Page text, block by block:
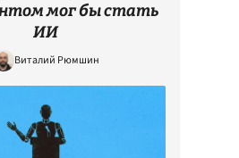
мог бы стать
ИИ
Виталий Рюмшин